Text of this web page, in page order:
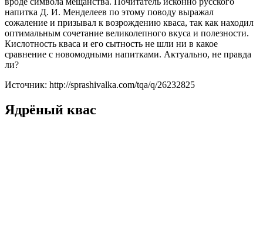
напитка Д. И. Менделеев по этому поводу выражал
сожаление и призывал к возрождению кваса, так как находил
оптимальным сочетание великолепного вкуса и полезности.
Кислотность кваса и его сытность не шли ни в какое
сравнение с новомодными напитками. Актуально, не правда
ли?
Источник: http://sprashivalka.com/tqa/q/26232825
Ядрёный квас